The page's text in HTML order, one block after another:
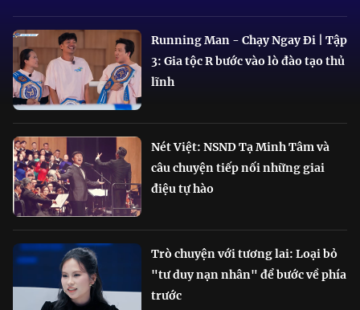
Running Man - Chạy Ngay Đi | Tập
3: Gia tộc R bước vào lò đào tạo thủ
lĩnh
Nét Việt: NSND Tạ Minh Tâm và
câu chuyện tiếp nối những giai
điệu tự hào
Trò chuyện với tương lai: Loại bỏ
"tư duy nạn nhân" để bước về phía
trước